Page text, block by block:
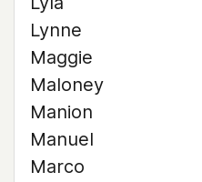
Lynne
Maggie
Maloney
Manion
Manuel
Marco